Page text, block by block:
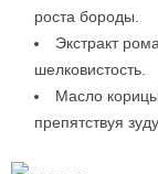
роста бороды.
Экстракт
шелковистость.
Масло
препятствуя